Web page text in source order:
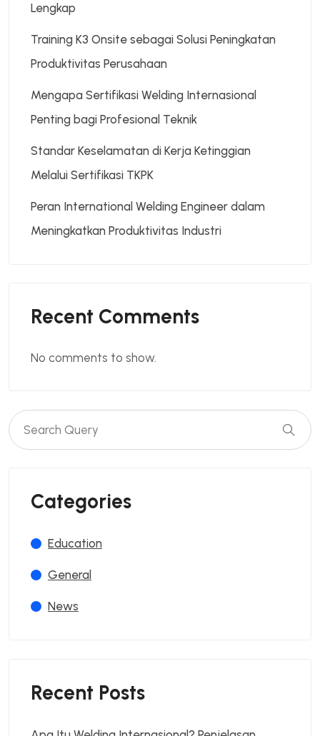
Lengkap
Training K3 Onsite sebagai Solusi Peningkatan
Produktivitas Perusahaan
Mengapa Sertifikasi Welding Internasional
Penting bagi Profesional Teknik
Standar Keselamatan di Kerja Ketinggian
Melalui Sertifikasi TKPK
Peran International Welding Engineer dalam
Meningkatkan Produktivitas Industri
Recent Comments
No comments to show.
Categories
Education
General
News
Recent Posts